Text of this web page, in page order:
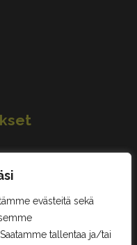
evästeitä sekä
tallentaa ja/tai